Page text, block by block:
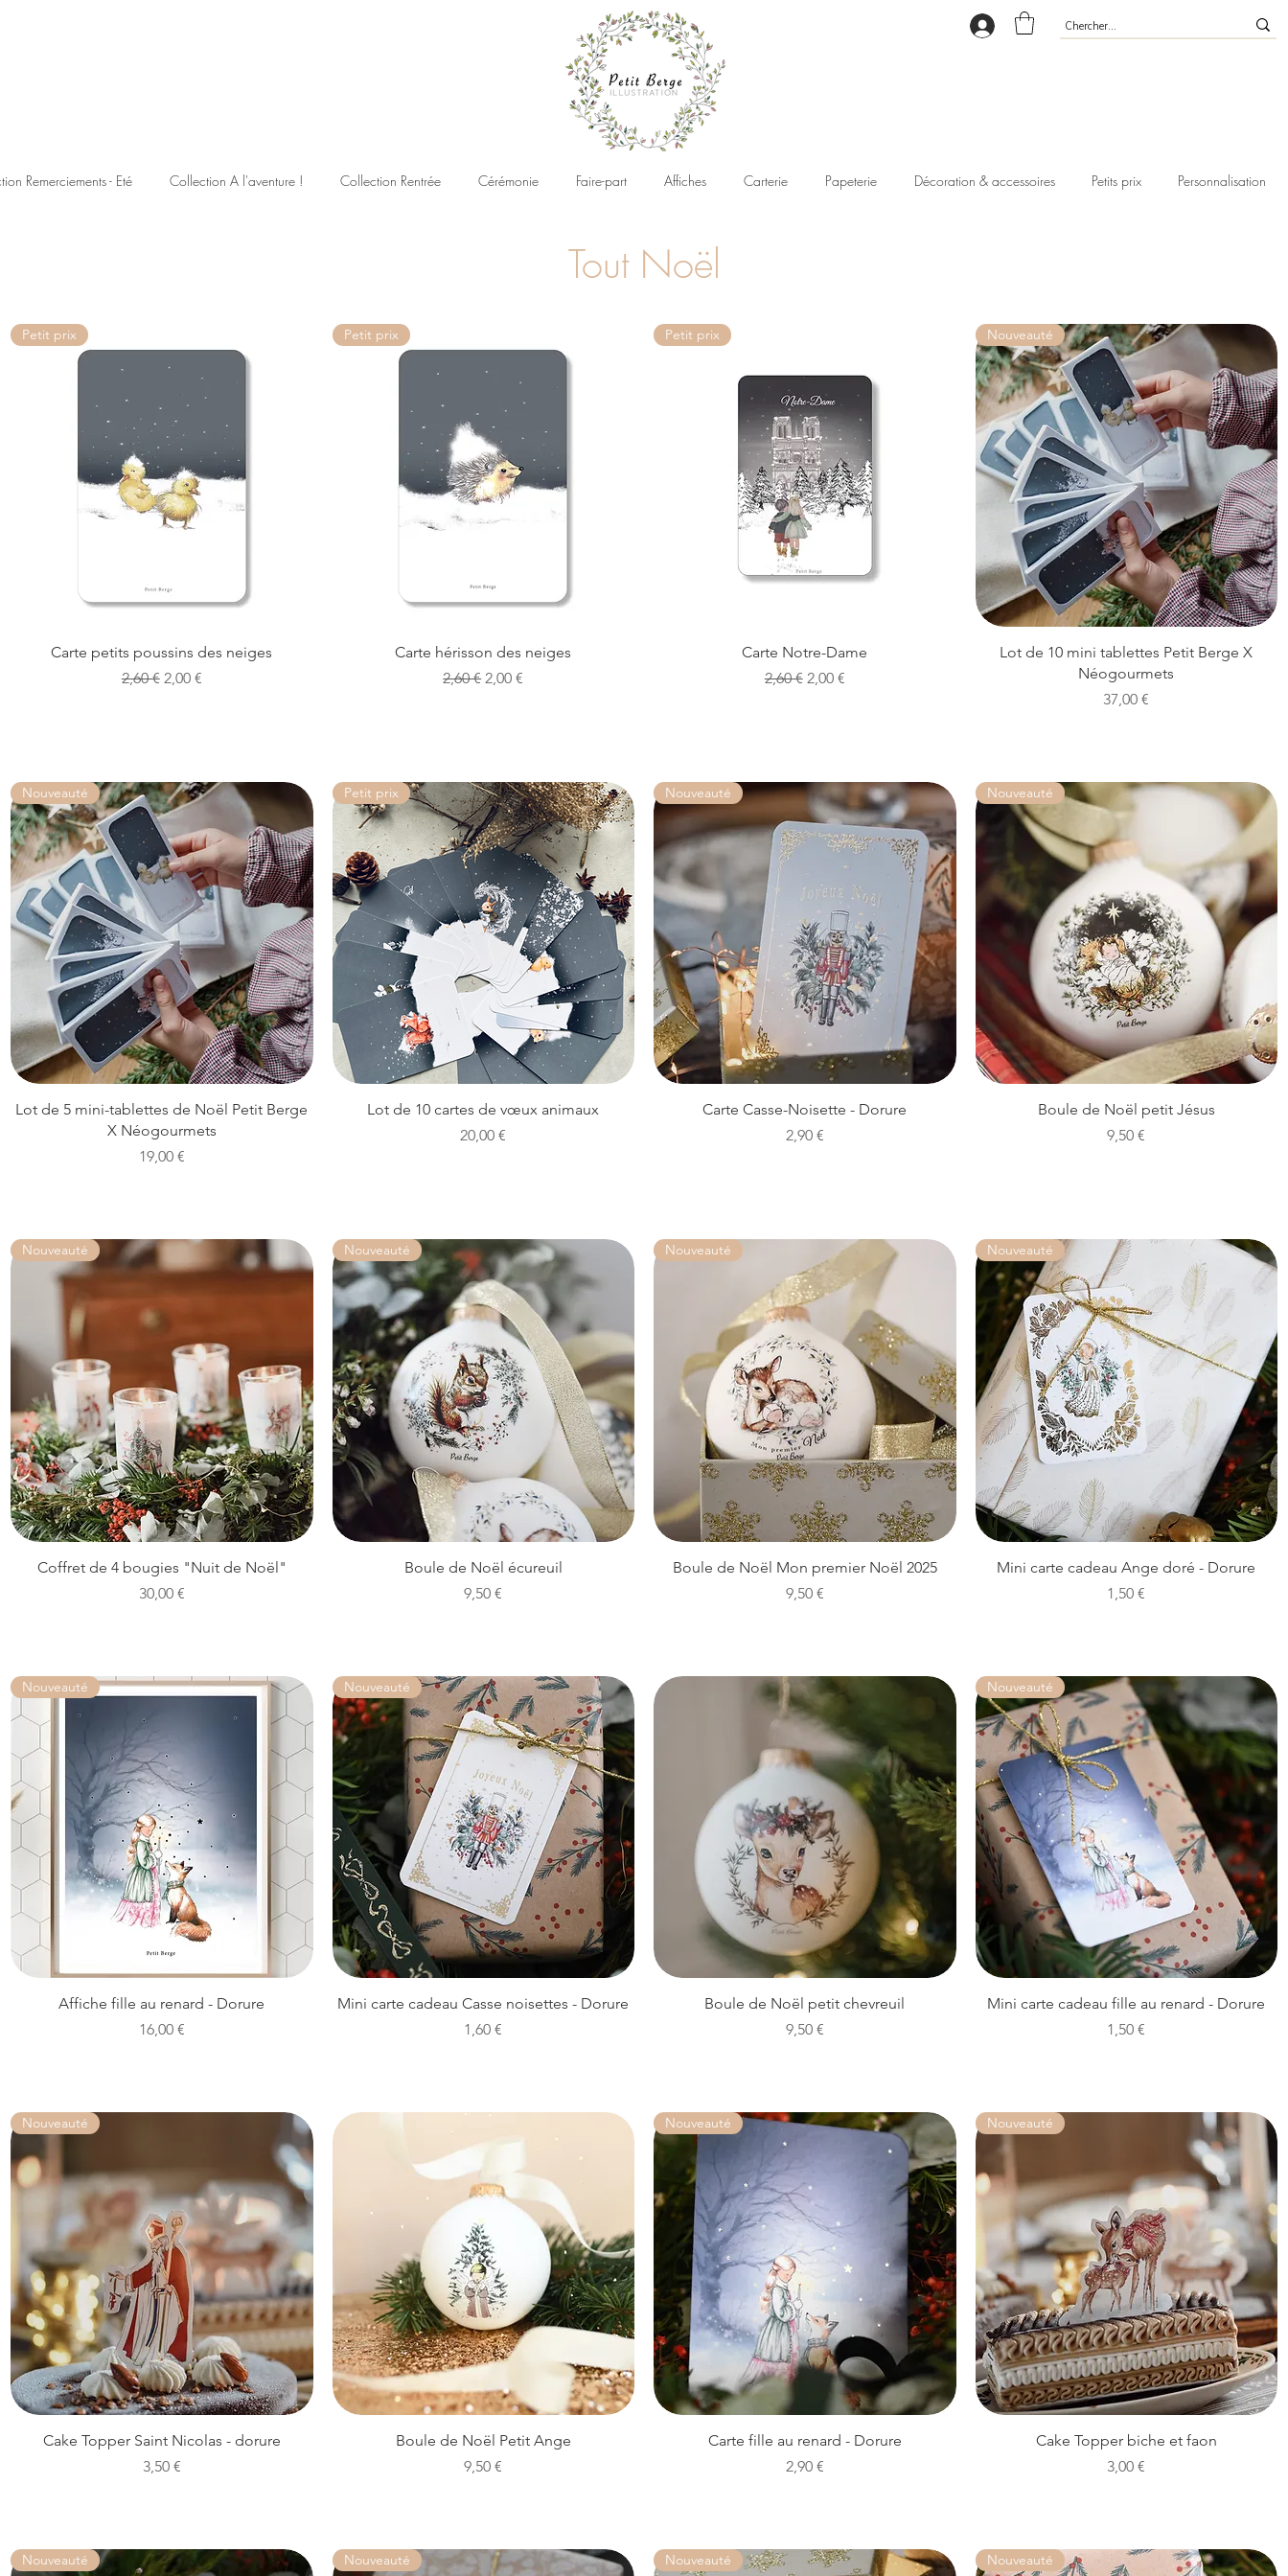
Remerciements - Eté Collection A l'aventure ! Collection Rentrée Cérémonie Faire-part Affiches Carterie Papeterie Décoration & accessoires Petits prix Personnalisation
Tout Noël
Aperçu rapide
Petit prix
Carte petits poussins des neiges
Prix original
2,60 € Prix promotionnel
2,00 €
Aperçu rapide
Petit prix
Carte hérisson des neiges
Prix original
2,60 € Prix promotionnel
2,00 €
Aperçu rapide
Petit prix
Carte Notre-Dame
Prix original
2,60 € Prix promotionnel
2,00 €
Aperçu rapide
Nouveauté
Lot de 10 mini tablettes Petit Berge X
Néogourmets
Prix
37,00 €
Aperçu rapide
Nouveauté
Lot de 5 mini-tablettes de Noël Petit Berge
X Néogourmets
Prix
19,00 €
Aperçu rapide
Petit prix
Lot de 10 cartes de vœux animaux
Prix
20,00 €
Aperçu rapide
Nouveauté
Carte Casse-Noisette - Dorure
Prix
2,90 €
Aperçu rapide
Nouveauté
Boule de Noël petit Jésus
Prix
9,50 €
Aperçu rapide
Nouveauté
Coffret de 4 bougies "Nuit de Noël"
Prix
30,00 €
Aperçu rapide
Nouveauté
Boule de Noël écureuil
Prix
9,50 €
Aperçu rapide
Nouveauté
Boule de Noël Mon premier Noël 2025
Prix
9,50 €
Aperçu rapide
Nouveauté
Mini carte cadeau Ange doré - Dorure
Prix
1,50 €
Aperçu rapide
Nouveauté
Affiche fille au renard - Dorure
Prix
16,00 €
Aperçu rapide
Nouveauté
Mini carte cadeau Casse noisettes - Dorure
Prix
1,60 €
Aperçu rapide
Boule de Noël petit chevreuil
Prix
9,50 €
Aperçu rapide
Nouveauté
Mini carte cadeau fille au renard - Dorure
Prix
1,50 €
Aperçu rapide
Nouveauté
Cake Topper Saint Nicolas - dorure
Prix
3,50 €
Aperçu rapide
Boule de Noël Petit Ange
Prix
9,50 €
Aperçu rapide
Nouveauté
Carte fille au renard - Dorure
Prix
2,90 €
Aperçu rapide
Nouveauté
Cake Topper biche et faon
Prix
3,00 €
Nouveauté Nouveauté Nouveauté Nouveauté